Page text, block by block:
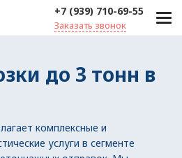
+7 (939) 710-69-55
Заказать звонок
до 3 тонн в
комплексные и
услуги в сегменте